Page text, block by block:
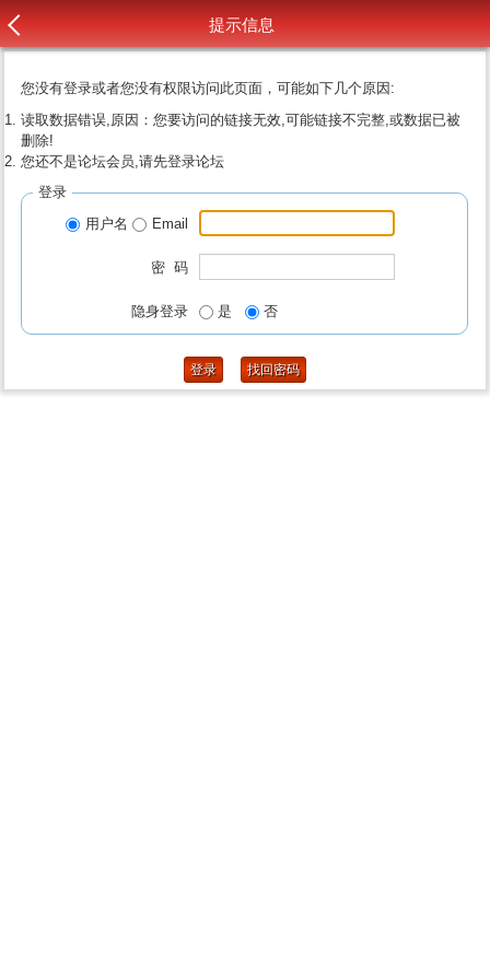
提示信息
您没有登录或者您没有权限访问此页面，可能如下几个原因:
读取数据错误,原因：您要访问的链接无效,可能链接不完整,或数据已被
删除!
您还不是论坛会员,请先登录论坛
登录
用户名
Email
密 码
隐身登录 是 否